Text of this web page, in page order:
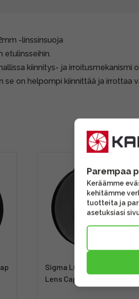
-linssinsuoja
etulinsseihin.
kiinnitys- ja irroitusmekanismi
se on helpompi kiinnittää ja irrottaa
Sigma LCF-82 III 82mm
Lens Cap -linssinsuoja
Parempaa
Keräämme
kehitämme
tuotteita ja
asetuksiasi